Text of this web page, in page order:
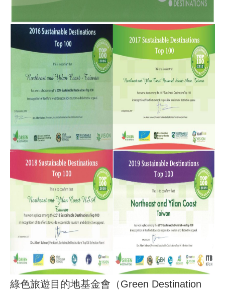
綠色旅遊目的地基金會 （Green Destination